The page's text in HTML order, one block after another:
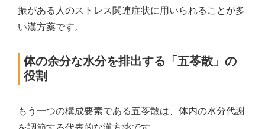
振がある人のストレス関連症状に用いられることが多
い漢方薬です。
体の余分な水分を排出する「五苓散」の
役割
もう一つの構成要素である五苓散は、体内の水分代謝